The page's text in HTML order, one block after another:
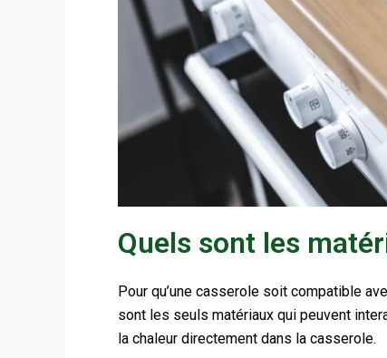
Quels sont les
Pour qu’une casserole soit compatible
sont les seuls matériaux qui peuvent
la chaleur directement dans la casserole.